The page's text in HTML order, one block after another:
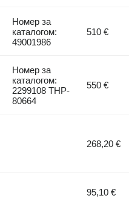
Номер за
каталогом:
49001986
510 €
Номер за
каталогом:
2299108 THP-
80664
550 €
268,20 €
95,10 €